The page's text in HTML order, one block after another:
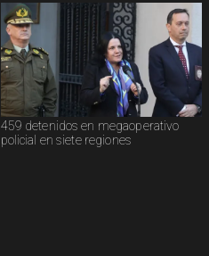
459 detenidos en megaoperativo
policial en siete regiones